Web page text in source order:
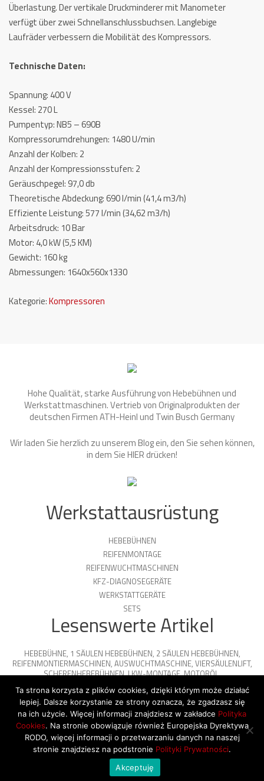
Überlastung. Der vertikale Druckminderer mit Manometer
verfügt über zwei Schnellanschlussbuchsen. Langlebige
Laufräder verbessern die Mobilität des Kompressors.
Technische Daten:
Spannung: 400 V
Kessel: 270 L
Pumpentyp: NB5 – 690B
Kompressorumdrehungen: 1480 U/min
Anzahl der Kolben: 2
Anzahl der Kompressionsstufen: 2
Geräuschpegel: 97,0 db
Theoretische Abdeckung: 690 l/min (41,4 m3/h)
Effiziente Leistung: 577 l/min (34,62 m3/h)
Arbeitsdruck: 10 Bar
Motor: 4,0 kW (5,5 KM)
Gewicht: 160 kg
Abmessungen: 1640x560x1330
Kategorie:Kompressoren
Hohe Qualität, starke Ausführung von Hebebühnen und
Werkstattmaschinen. Vertrieb von Originalprodukten der
deutschen Firmen ATH-Heinl und Twin Busch Germany
Wir laden Sie herzlich zu unserem Blog ein, den Sie sehen können,
in dem SieHIER drücken!
Werkstattausrüstung
HEBEBÜHNEN
REIFENMONTAGE
REIFENWUCHTMASCHINEN
KFZ-DIAGNOSEGERÄTE
WERKSTATTGERÄTE
SETS
Lesenswerte Artikel
HEBEBÜHNE, 1 SÄULEN HEBEBÜHNEN, 2 SÄULEN HEBEBÜHNEN,
REIFENMONTIERMASCHINEN, AUSWUCHTMASCHINE, VIERSÄULENLIFT,
SCHERENHEBEBÜHNEN,LKW-MONTAGE,MOTORÖL,
PARKPLATTFORMEN
© 2026 Copyright by SiegStar. All rights
reserved
Regulamin Shipping
Ta strona korzysta z plików cookies, dzięki którym może działać
lepiej. Dalsze korzystanie ze strony oznacza, że zgadzasz się
na ich użycie. Więcej informacji znajdziesz w zakładce Polityka
Cookies. Na stronie obowiązuje również Europejska Dyrektywa
RODO, więcej informacji o przetwarzaniu danych na naszej
stronie znajdziesz na podstronie Polityki Prywatności.
Akceptuję